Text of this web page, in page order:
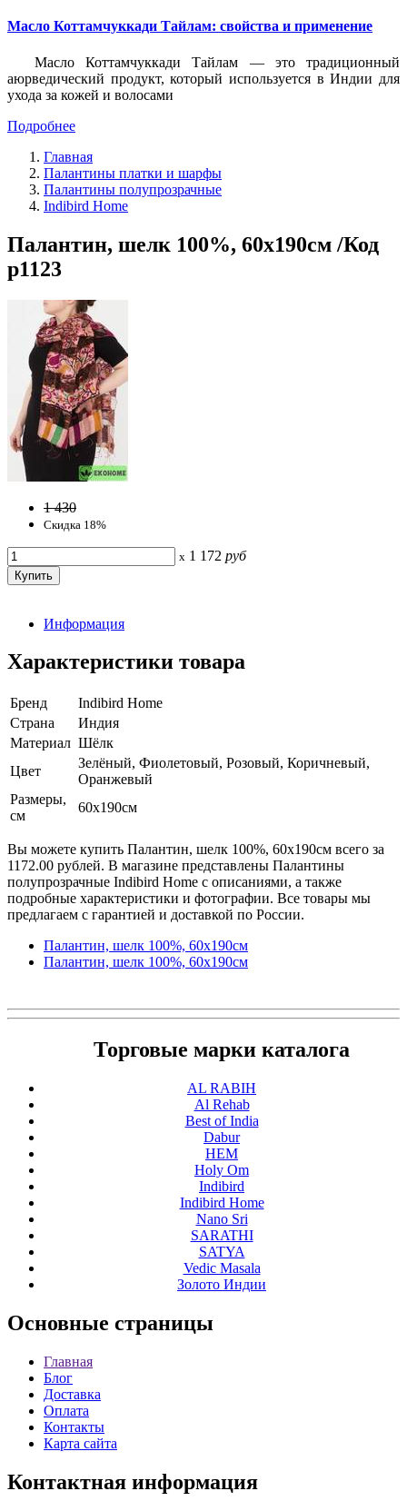
Масло Коттамчуккади Тайлам: свойства и применение
Масло Коттамчуккади Тайлам — это традиционный
аюрведический продукт, который используется в Индии для
ухода за кожей и волосами
Подробнее
Главная
Палантины платки и шарфы
Палантины полупрозрачные
Indibird Home
Палантин, шелк 100%, 60х190см /Код
p1123
1 430
Скидка 18%
x 1 172 руб
Информация
Характеристики товара
Бренд
Indibird Home
Страна
Индия
Материал Шёлк
Цвет
Зелёный, Фиолетовый, Розовый, Коричневый,
Оранжевый
Размеры,
см
60х190см
Вы можете купить Палантин, шелк 100%, 60х190см всего за
1172.00 рублей. В магазине представлены Палантины
полупрозрачные Indibird Home с описаниями, а также
подробные характеристики и фотографии. Все товары мы
предлагаем с гарантией и доставкой по России.
Палантин, шелк 100%, 60х190см
Палантин, шелк 100%, 60х190см
Торговые марки каталога
AL RABIH
Al Rehab
Best of India
Dabur
HEM
Holy Om
Indibird
Indibird Home
Nano Sri
SARATHI
SATYA
Vedic Masala
Золото Индии
Основные страницы
Главная
Блог
Доставка
Оплата
Контакты
Карта сайта
Контактная информация